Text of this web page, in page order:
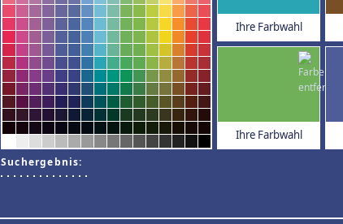
Ihre Farbwahl
Ihre Farbwahl
Suchergebnis: